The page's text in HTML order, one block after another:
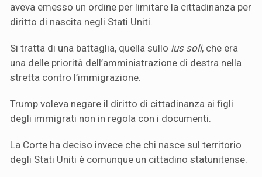
aveva emesso un ordine per limitare la cittadinanza per
diritto di nascita negli Stati Uniti.
Si tratta di una battaglia, quella sullo ius soli, che era
una delle priorità dell’amministrazione di destra nella
stretta contro l’immigrazione.
Trump voleva negare il diritto di cittadinanza ai figli
degli immigrati non in regola con i documenti.
La Corte ha deciso invece che chi nasce sul territorio
degli Stati Uniti è comunque un cittadino statunitense.